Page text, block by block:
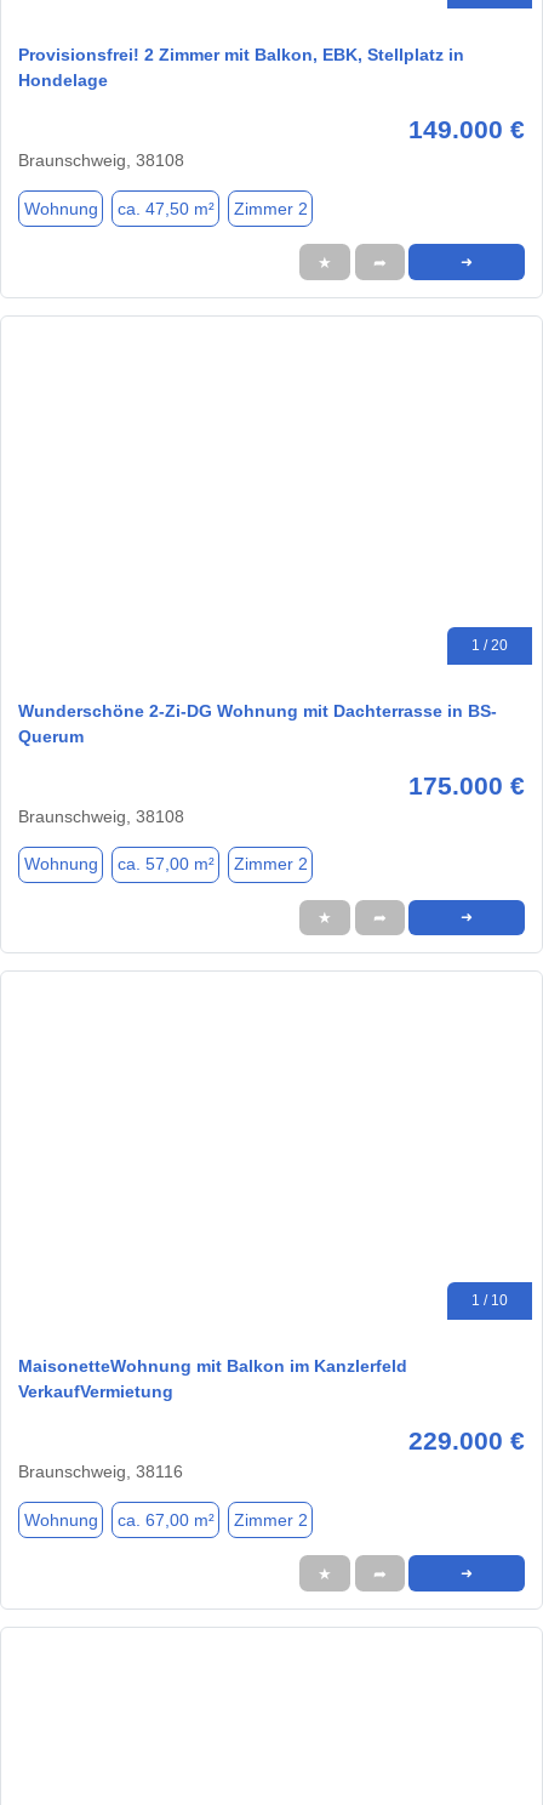
Provisionsfrei! 2 Zimmer mit Balkon, EBK, Stellplatz in
Hondelage
149.000 €
Braunschweig, 38108
Wohnung ca. 47,50 m² Zimmer 2
★ ➦ ➜
1 / 20
Wunderschöne 2-Zi-DG Wohnung mit Dachterrasse in BS-
Querum
175.000 €
Braunschweig, 38108
Wohnung ca. 57,00 m² Zimmer 2
★ ➦ ➜
1 / 10
MaisonetteWohnung mit Balkon im Kanzlerfeld
VerkaufVermietung
229.000 €
Braunschweig, 38116
Wohnung ca. 67,00 m² Zimmer 2
★ ➦ ➜